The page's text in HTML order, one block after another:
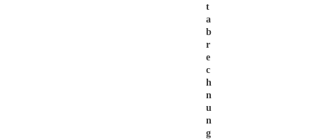
T
A
B
R
E
C
H
N
U
N
G